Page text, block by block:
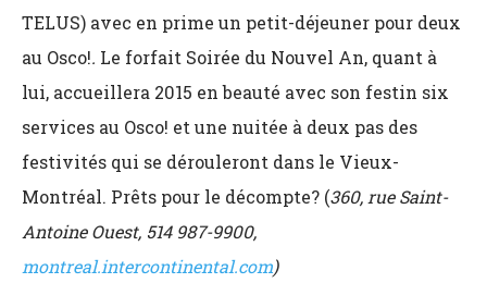
TELUS) avec en prime un petit-déjeuner pour deux
au Osco!. Le forfait Soirée du Nouvel An, quant à
lui, accueillera 2015 en beauté avec son festin six
services au Osco! et une nuitée à deux pas des
festivités qui se dérouleront dans le Vieux-
Montréal. Prêts pour le décompte? (360, rue Saint-
Antoine Ouest, 514 987-9900,
montreal.intercontinental.com)